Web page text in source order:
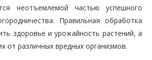
неотъемлемой частью успешного
Правильная обработка
здоровье и урожайность растений, а
от различных вредных организмов.